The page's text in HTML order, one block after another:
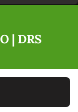
| DRS